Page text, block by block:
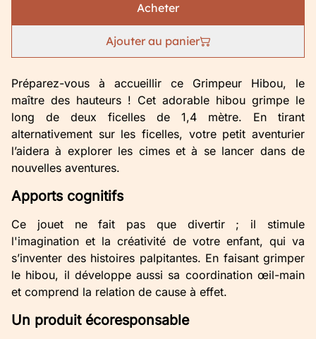
Acheter
Ajouter au panier
Préparez-vous à accueillir ce Grimpeur Hibou, le
maître des hauteurs ! Cet adorable hibou grimpe le
long de deux ficelles de 1,4 mètre. En tirant
alternativement sur les ficelles, votre petit aventurier
l’aidera à explorer les cimes et à se lancer dans de
nouvelles aventures.
Apports cognitifs
Ce jouet ne fait pas que divertir ; il stimule
l'imagination et la créativité de votre enfant, qui va
s’inventer des histoires palpitantes. En faisant grimper
le hibou, il développe aussi sa coordination œil-main
et comprend la relation de cause à effet.
Un produit écoresponsable